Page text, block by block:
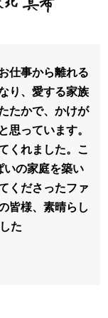
仕事から離れる
り、愛する家族
たかで、かけが
思っています。
くれました。こ
いの家庭を築い
くださったファ
皆様、素晴らし
た